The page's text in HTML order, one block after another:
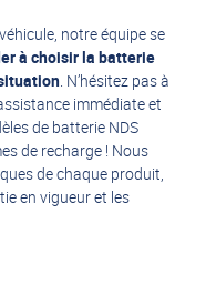
notre équipe se
à choisir la batterie
. N’hésitez pas à
immédiate et
de batterie NDS
de recharge ! Nous
de chaque produit,
en vigueur et les